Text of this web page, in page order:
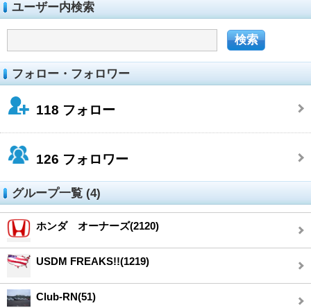
ユーザー内検索
フォロー・フォロワー
118 フォロー
126 フォロワー
グループ一覧 (4)
ホンダ オーナーズ(2120)
USDM FREAKS!!(1219)
Club-RN(51)